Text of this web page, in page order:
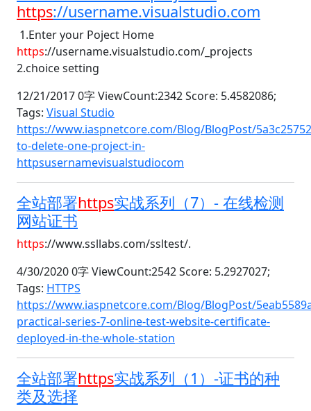
https://username.visualstudio.com
1.Enter your Poject Home
https://username.visualstudio.com/_projects
2.choice setting
12/21/2017 0字 ViewCount:2342 Score: 5.4582086;
Tags: Visual Studio
https://www.iaspnetcore.com/Blog/BlogPost/
to-delete-one-project-in-
httpsusernamevisualstudiocom
全站部署https实战系列（7）- 在线检测
网站证书
https://www.ssllabs.com/ssltest/.
4/30/2020 0字 ViewCount:2542 Score: 5.2927027;
Tags: HTTPS
https://www.iaspnetcore.com/Blog/BlogPost/
practical-series-7-online-test-website-certificate-
deployed-in-the-whole-station
全站部署https实战系列（1）-证书的种
类及选择